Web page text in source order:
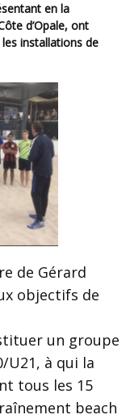
d’Opale, ont
installations de
de Gérard
objectifs de
un groupe
U21, à qui la
tous les 15
beach